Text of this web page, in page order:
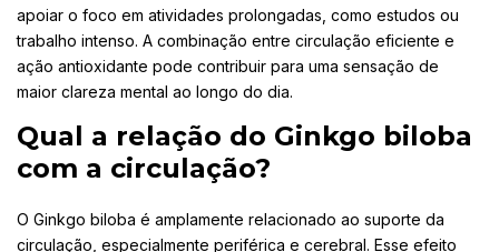
apoiar o foco em atividades prolongadas, como estudos ou
trabalho intenso. A combinação entre circulação eficiente e
ação antioxidante pode contribuir para uma sensação de
maior clareza mental ao longo do dia.
Qual a relação do Ginkgo biloba
com a circulação?
O Ginkgo biloba é amplamente relacionado ao suporte da
circulação, especialmente periférica e cerebral. Esse efeito